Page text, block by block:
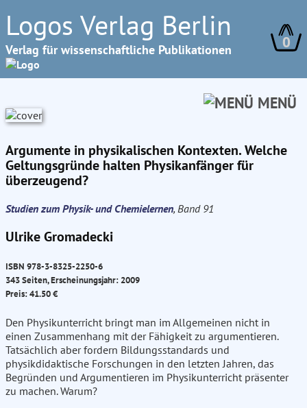
Logos Verlag Berlin
Verlag für wissenschaftliche Publikationen 0
MENÜ
Argumente in physikalischen Kontexten. Welche
Geltungsgründe halten Physikanfänger für
überzeugend?
Studien zum Physik- und Chemielernen, Band 91
Ulrike Gromadecki
ISBN 978-3-8325-2250-6
343 Seiten, Erscheinungsjahr: 2009
Preis: 41.50 €
Den Physikunterricht bringt man im Allgemeinen nicht in
einen Zusammenhang mit der Fähigkeit zu argumentieren.
Tatsächlich aber fordern Bildungsstandards und
physikdidaktische Forschungen in den letzten Jahren, das
Begründen und Argumentieren im Physikunterricht präsenter
zu machen. Warum?